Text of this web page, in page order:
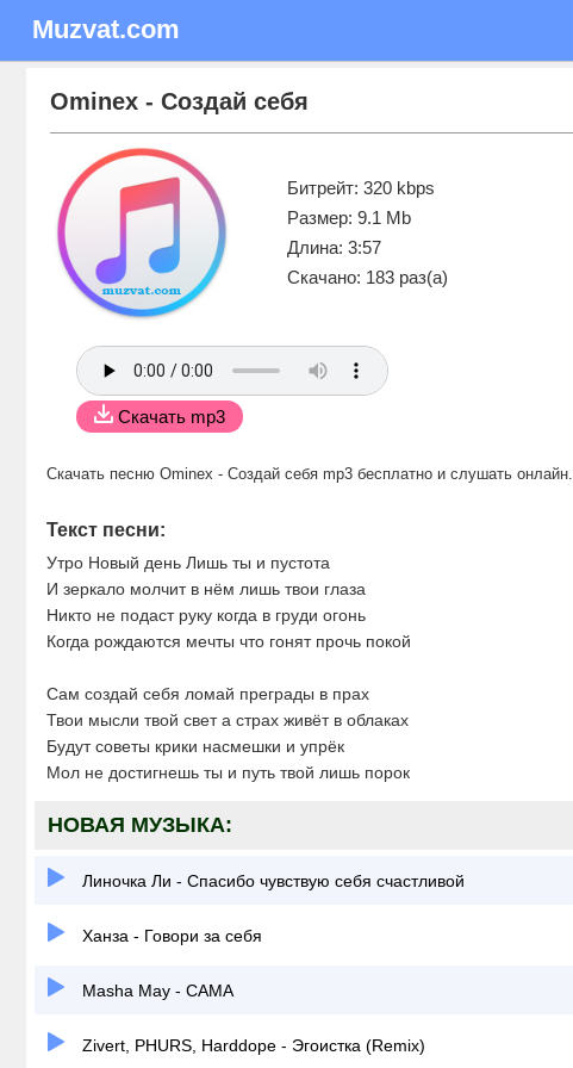
Muzvat.com
Ominex - Создай себя
Битрейт: 320 kbps
Размер: 9.1 Mb
Длина: 3:57
Скачано: 183 раз(а)
Скачать mp3
Скачать песню Ominex - Создай себя mp3 бесплатно и слушать онлайн.
Текст песни:
Утро Новый день Лишь ты и пустота
И зеркало молчит в нём лишь твои глаза
Никто не подаст руку когда в груди огонь
Когда рождаются мечты что гонят прочь покой
Сам создай себя ломай преграды в прах
Твои мысли твой свет а страх живёт в облаках
Будут советы крики насмешки и упрёк
Мол не достигнешь ты и путь твой лишь порок
НОВАЯ МУЗЫКА:
Линочка Ли - Спасибо чувствую себя счастливой
Ханза - Говори за себя
Masha May - САМА
Zivert, PHURS, Harddope - Эгоистка (Remix)